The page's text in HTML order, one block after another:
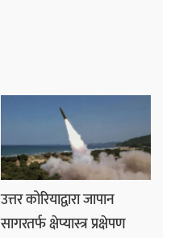
उत्तर कोरियाद्वारा जापान
सागरतर्फ क्षेप्यास्त्र प्रक्षेपण